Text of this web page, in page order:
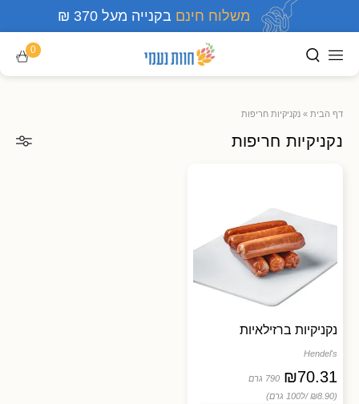
משלוח חינם בקנייה מעל 370 ₪
0
דף הבית » נקניקיות חריפות
נקניקיות חריפות
נקניקיות ברזילאיות
Hendel's
₪70.31
790 גרם
(₪8.90 /
ל100 גרם)